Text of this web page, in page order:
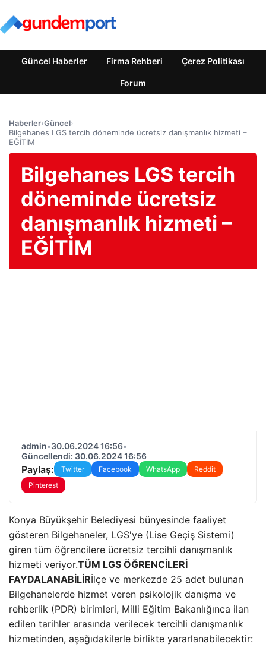
Güncel Haberler Firma Rehberi Çerez Politikası
Forum
Haberler›Güncel›
Bilgehanes LGS tercih döneminde ücretsiz danışmanlık hizmeti –
EĞİTİM
Bilgehanes LGS tercih
döneminde ücretsiz
danışmanlık hizmeti –
EĞİTİM
admin•30.06.2024 16:56•
Güncellendi: 30.06.2024 16:56
Paylaş: Twitter Facebook WhatsApp
Reddit
Pinterest
Konya Büyükşehir Belediyesi bünyesinde faaliyet
gösteren Bilgehaneler, LGS'ye (Lise Geçiş Sistemi)
giren tüm öğrencilere ücretsiz tercihli danışmanlık
hizmeti veriyor.TÜM LGS ÖĞRENCİLERİ
FAYDALANABİLİRİlçe ve merkezde 25 adet bulunan
Bilgehanelerde hizmet veren psikolojik danışma ve
rehberlik (PDR) birimleri, Milli Eğitim Bakanlığınca ilan
edilen tarihler arasında verilecek tercihli danışmanlık
hizmetinden, aşağıdakilerle birlikte yararlanabilecektir: